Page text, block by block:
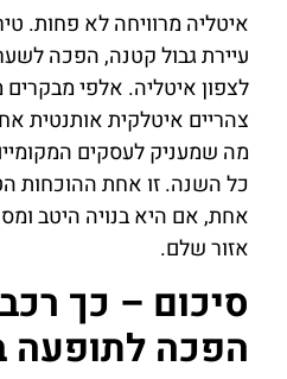
איטליה מרוויחה לא פחות.
עיירת גבול קטנה, הפכה לשער
לצפון איטליה. אלפי מבקרים
צהריים איטלקית אותנטית
מה שמעניק לעסקים
כל השנה. זו אחת ההוכחות
אחת, אם היא בנויה היטב
אזור שלם.
סיכום – כך
הפכה לתופעה